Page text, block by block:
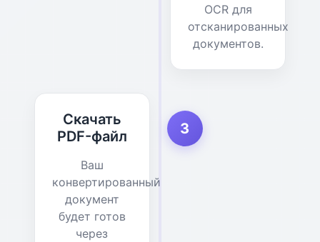
OCR для
отсканированных
документов.
3
Скачать
PDF-файл
Ваш
конвертированный
документ
будет готов
через